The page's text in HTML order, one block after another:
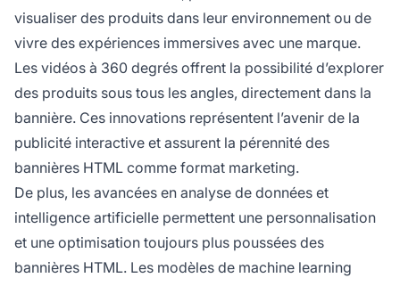
visualiser des produits dans leur environnement ou de
vivre des expériences immersives avec une marque.
Les vidéos à 360 degrés offrent la possibilité d’explorer
des produits sous tous les angles, directement dans la
bannière. Ces innovations représentent l’avenir de la
publicité interactive et assurent la pérennité des
bannières HTML comme format marketing.
De plus, les avancées en analyse de données et
intelligence artificielle permettent une personnalisation
et une optimisation toujours plus poussées des
bannières HTML. Les modèles de machine learning